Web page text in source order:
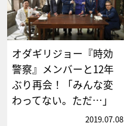
オダギリジョー『時効
警察』メンバーと12年
ぶり再会！「みんな変
わってない。ただ…」
2019.07.08